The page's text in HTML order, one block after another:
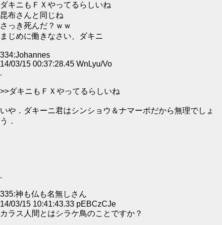
ダキニもＦＸやってるらしいね
昆布さんと同じね
さっき死んだ？ｗｗ
まじめに働きなさい、ダキニ
334:Johannes
14/03/15 00:37:28.45 WnLyu/Vo
.
>>ダキニもＦＸやってるらしいね
いや．ダキーニ君はシンショウ＆ナマーポだから無理でしょ
う．
.
335:神も仏も名無しさん
14/03/15 10:41:43.33 pEBCzCJe
カラス人間とはシラケ鳥のことですか？